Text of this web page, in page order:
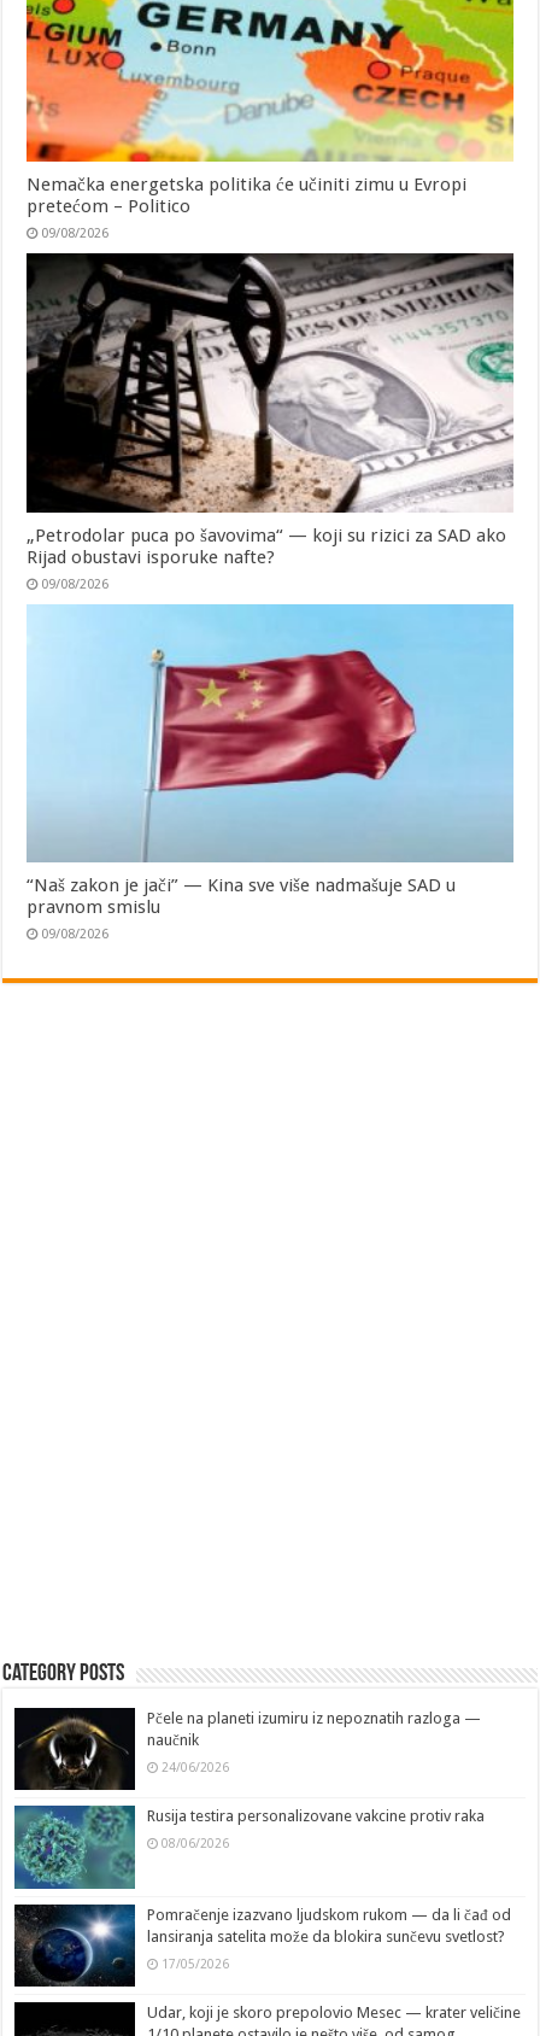
Nemačka energetska politika će učiniti zimu u Evropi
pretećom – Politico
09/08/2026
„Petrodolar puca po šavovima“ — koji su rizici za SAD ako
Rijad obustavi isporuke nafte?
09/08/2026
“Naš zakon je jači” — Kina sve više nadmašuje SAD u
pravnom smislu
09/08/2026
Category Posts
Pčele na planeti izumiru iz nepoznatih razloga —
naučnik
24/06/2026
Rusija testira personalizovane vakcine protiv raka
08/06/2026
Pomračenje izazvano ljudskom rukom — da li čađ od
lansiranja satelita može da blokira sunčevu svetlost?
17/05/2026
Udar, koji je skoro prepolovio Mesec — krater veličine